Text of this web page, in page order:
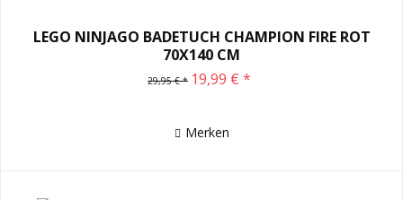
LEGO NINJAGO BADETUCH CHAMPION FIRE ROT
70X140 CM
29,95 € * 19,99 € *
Merken